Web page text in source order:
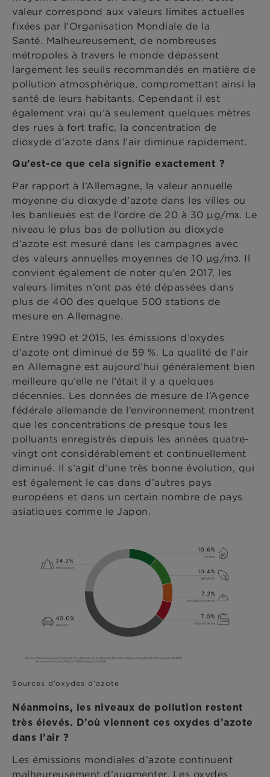
valeur correspond aux valeurs limites actuelles
fixées par l’Organisation Mondiale de la
Santé. Malheureusement, de nombreuses
métropoles à travers le monde dépassent
largement les seuils recommandés en matière de
pollution atmosphérique, compromettant ainsi la
santé de leurs habitants. Cependant il est
également vrai qu’à seulement quelques mètres
des rues à fort trafic, la concentration de
dioxyde d’azote dans l’air diminue rapidement.
Qu’est-ce que cela signifie exactement ?
Par rapport à l’Allemagne, la valeur annuelle
moyenne du dioxyde d’azote dans les villes ou
les banlieues est de l’ordre de 20 à 30 μg/mɜ. Le
niveau le plus bas de pollution au dioxyde
d’azote est mesuré dans les campagnes avec
des valeurs annuelles moyennes de 10 μg/mɜ. Il
convient également de noter qu’en 2017, les
valeurs limites n’ont pas été dépassées dans
plus de 400 des quelque 500 stations de
mesure en Allemagne.
Entre 1990 et 2015, les émissions d’oxydes
d’azote ont diminué de 59 %. La qualité de l’air
en Allemagne est aujourd’hui généralement bien
meilleure qu’elle ne l’était il y a quelques
décennies. Les données de mesure de l’Agence
fédérale allemande de l’environnement montrent
que les concentrations de presque tous les
polluants enregistrés depuis les années quatre-
vingt ont considérablement et continuellement
diminué. Il s’agit d’une très bonne évolution, qui
est également le cas dans d’autres pays
européens et dans un certain nombre de pays
asiatiques comme le Japon.
Sources d’oxydes d’azote
Néanmoins, les niveaux de pollution restent
très élevés. D’où viennent ces oxydes d’azote
dans l’air ?
Les émissions mondiales d’azote continuent
malheureusement d’augmenter. Les oxydes